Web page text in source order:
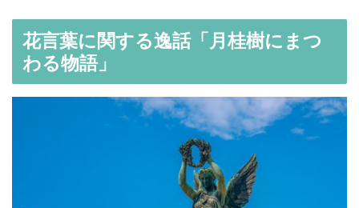
花言葉に関する逸話「月桂樹にまつ
わる物語」